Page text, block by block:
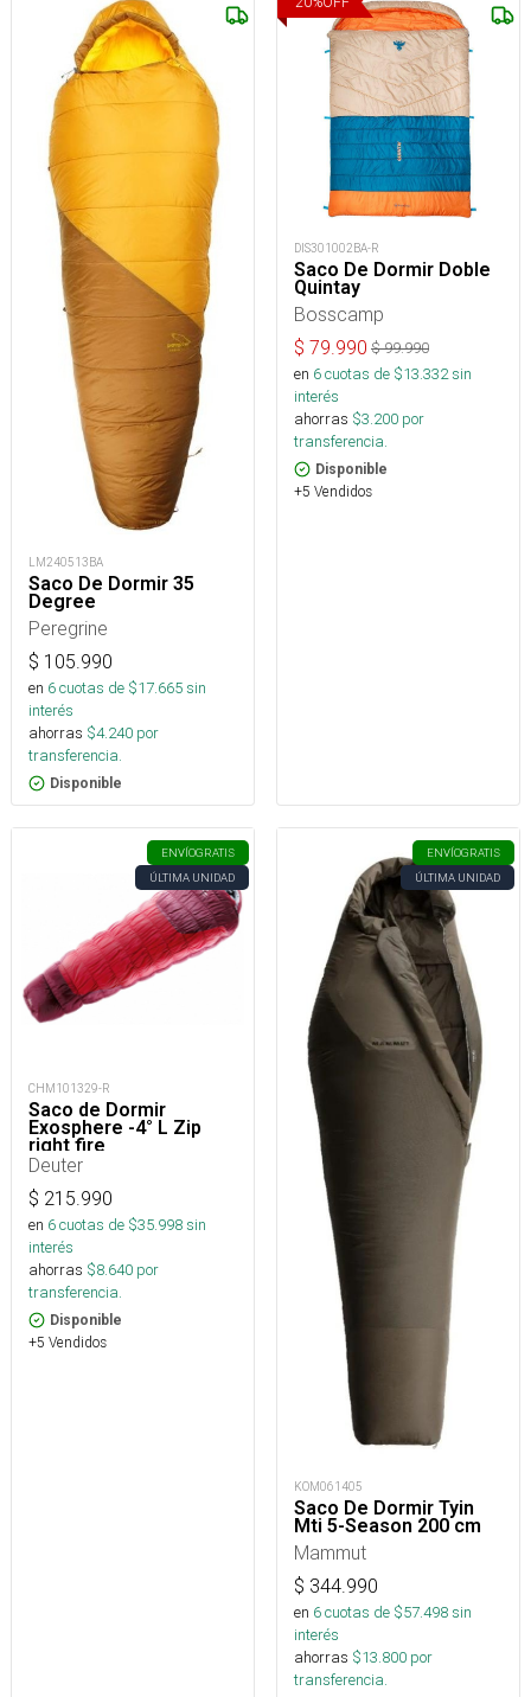
LM240513BA
Saco De Dormir 35
Degree
Peregrine
$ 105.990
en 6cuotas de $17.665sin
interés
ahorras $4.240 por
transferencia.
Disponible
DIS301002BA-R
Saco De Dormir Doble
Quintay
Bosscamp
$ 79.990 $99.990
en 6cuotas de $13.332sin
interés
ahorras $3.200 por
transferencia.
Disponible
+5 Vendidos
ENVÍOGRATIS
ÚLTIMA UNIDAD
CHM101329-R
Saco de Dormir
Exosphere -4° L Zip
right fire
Deuter
$ 215.990
en 6cuotas de $35.998sin
interés
ahorras $8.640 por
transferencia.
Disponible
+5 Vendidos
ENVÍOGRATIS
ÚLTIMA UNIDAD
KOM061405
Saco De Dormir Tyin
Mti 5-Season 200 cm
Mammut
$ 344.990
en 6cuotas de $57.498sin
interés
ahorras $13.800 por
transferencia.